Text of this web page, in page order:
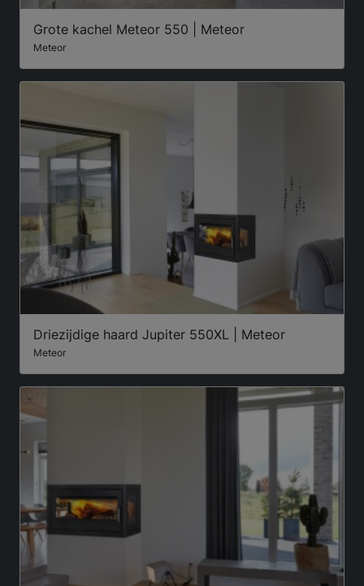
Grote kachel Meteor 550 | Meteor
Meteor
Driezijdige haard Jupiter 550XL | Meteor
Meteor